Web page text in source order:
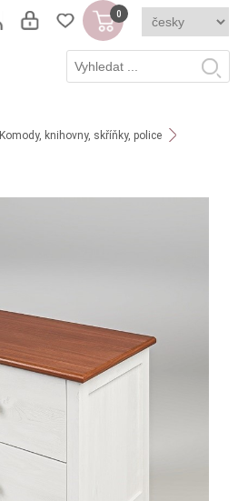
0
Komody, knihovny, skříňky, police